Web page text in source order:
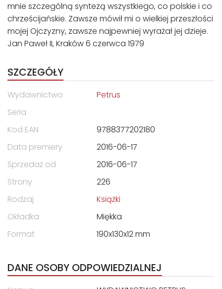
mnie szczególną syntezą wszystkiego, co polskie i co
chrześcijańskie. Zawsze mówił mi o wielkiej przeszłości
mojej Ojczyzny, zawsze najpewniej wyrażał jej dzieje.
Jan Paweł II, Kraków 6 czerwca 1979
SZCZEGÓŁY
Wydawnictwo
Petrus
Seria
Kod EAN
9788377202180
Data premiery
2016-06-17
Sprzedaż od
2016-06-17
Strony
226
Rodzaj
Książki
Okładka
Miękka
Format
190x130x12 mm
DANE OSOBY ODPOWIEDZIALNEJ